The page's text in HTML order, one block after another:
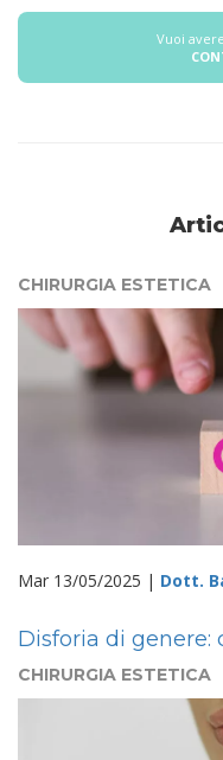
Vuoi
CHIRURGIA ESTETICA
Mar 13/05/2025 | Dott.
Disforia di genere:
CHIRURGIA ESTETICA